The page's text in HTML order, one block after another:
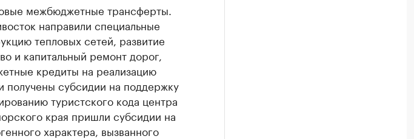
межбюджетные трансферты.
направили специальные
тепловых сетей, развитие
и капитальный ремонт дорог,
кредиты на реализацию
получены субсидии на поддержку
туристского кода центра
края пришли субсидии на
характера, вызванного